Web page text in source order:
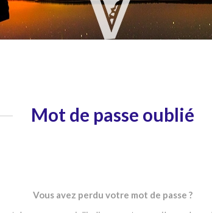
Mot de passe oublié
Vous avez perdu votre mot de passe ?